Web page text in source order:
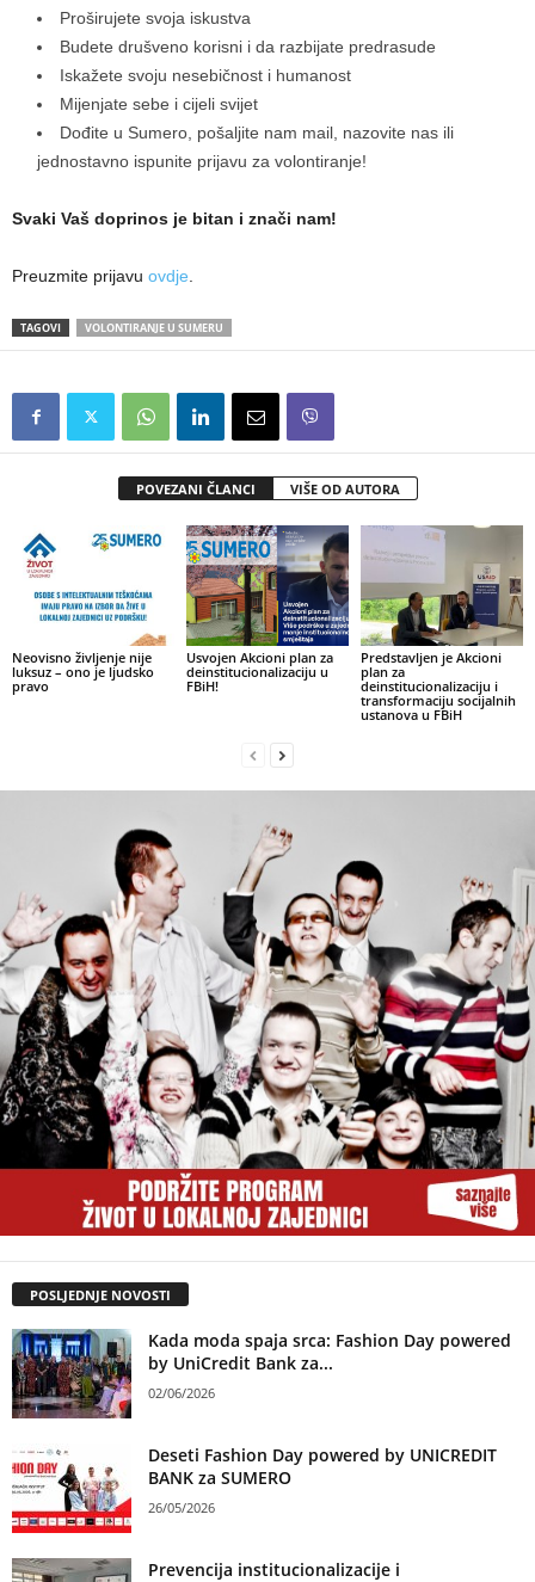
Proširujete svoja iskustva
Budete drušveno korisni i da razbijate predrasude
Iskažete svoju nesebičnost i humanost
Mijenjate sebe i cijeli svijet
Dođite u Sumero, pošaljite nam mail, nazovite nas ili
jednostavno ispunite prijavu za volontiranje!
Svaki Vaš doprinos je bitan i znači nam!
Preuzmite prijavu ovdje
TAGOVI VOLONTIRANJE U SUMERU
POVEZANI ČLANCI VIŠE OD AUTORA
Neovisno življenje nije
luksuz – ono je ljudsko
pravo
Usvojen Akcioni plan za
deinstitucionalizaciju u
FBiH!
Predstavljen je Akcioni
plan za
deinstitucionalizaciju i
transformaciju socijalnih
ustanova u FBiH
POSLJEDNJE NOVOSTI
Kada moda spaja srca: Fashion Day powered
by UniCredit Bank za...
02/06/2026
Deseti Fashion Day powered by UNICREDIT
BANK za SUMERO
26/05/2026
Prevencija institucionalizacije i